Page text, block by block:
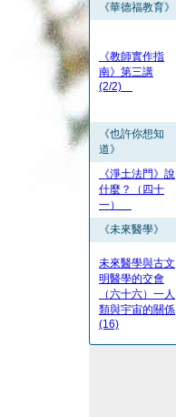
《華德福教育》
《教師實作指
南》第三講
(2/2)
《也許你想知
道》
《淨土法門》說
什麼？（四十
一）
《未來醫學》
未來醫學與古文
明醫學的交會
（六十六）一人
類與宇宙的關係
(16)